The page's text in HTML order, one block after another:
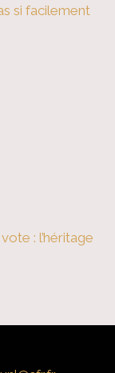
si facilement
: l’héritage